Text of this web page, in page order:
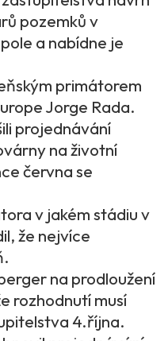
pozemků v
a nabídne je
primátorem
Jorge Rada.
projednávání
na životní
června se
v jakém stádiu v
že nejvíce
na prodloužení
rozhodnutí musí
4.října.